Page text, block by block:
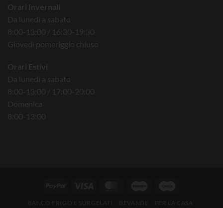
Orari Invernali
Da lunedì a sabato
8:00-13:00 / 16:30-19:30
Giovedì pomeriggio chiuso
Orari Estivi
Da lunedì a sabato
8:00-13:00 / 17:00-20:00
Domenica
8:00-13:00